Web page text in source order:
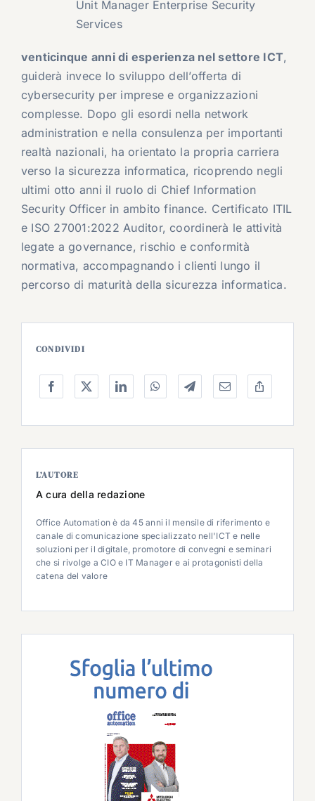
Unit Manager Enterprise Security
Services
venticinque anni di esperienza nel settore ICT,
guiderà invece lo sviluppo dell’offerta di
cybersecurity per imprese e organizzazioni
complesse. Dopo gli esordi nella network
administration e nella consulenza per importanti
realtà nazionali, ha orientato la propria carriera
verso la sicurezza informatica, ricoprendo negli
ultimi otto anni il ruolo di Chief Information
Security Officer in ambito finance. Certificato ITIL
e ISO 27001:2022 Auditor, coordinerà le attività
legate a governance, rischio e conformità
normativa, accompagnando i clienti lungo il
percorso di maturità della sicurezza informatica.
CONDIVIDI
L’AUTORE
A cura della redazione
Office Automation è da 45 anni il mensile di riferimento e
canale di comunicazione specializzato nell'ICT e nelle
soluzioni per il digitale, promotore di convegni e seminari
che si rivolge a CIO e IT Manager e ai protagonisti della
catena del valore